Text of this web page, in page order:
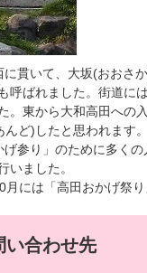
貫いて、大坂(おおさ
呼ばれました。街道に
。東から大和高田への
ど)したと思われます。
参り」のために多く
いました。
には「高田おかげ祭り
い合わせ先